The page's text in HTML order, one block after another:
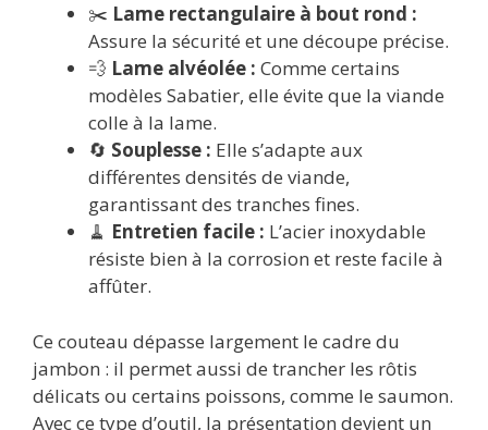
✂️ Lame rectangulaire à bout rond :
Assure la sécurité et une découpe précise.
💨 Lame alvéolée : Comme certains
modèles Sabatier, elle évite que la viande
colle à la lame.
🔄 Souplesse : Elle s’adapte aux
différentes densités de viande,
garantissant des tranches fines.
🧹 Entretien facile : L’acier inoxydable
résiste bien à la corrosion et reste facile à
affûter.
Ce couteau dépasse largement le cadre du
jambon : il permet aussi de trancher les rôtis
délicats ou certains poissons, comme le saumon.
Avec ce type d’outil, la présentation devient un